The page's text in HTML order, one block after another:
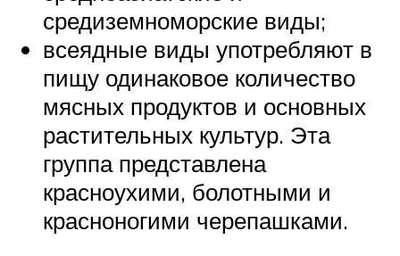
средиземноморские виды;
всеядные виды употребляют в
пищу одинаковое количество
мясных продуктов и основных
растительных культур. Эта
группа представлена
красноухими, болотными и
красноногими черепашками.